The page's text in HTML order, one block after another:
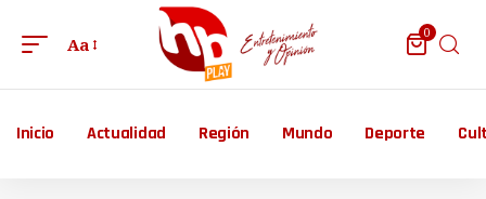
Aa
0
Inicio Actualidad Región Mundo Deporte